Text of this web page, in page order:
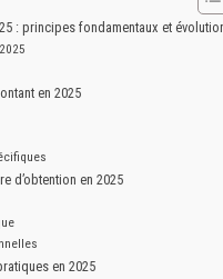
: principes fondamentaux et
en 2025
d’obtention en 2025
en 2025